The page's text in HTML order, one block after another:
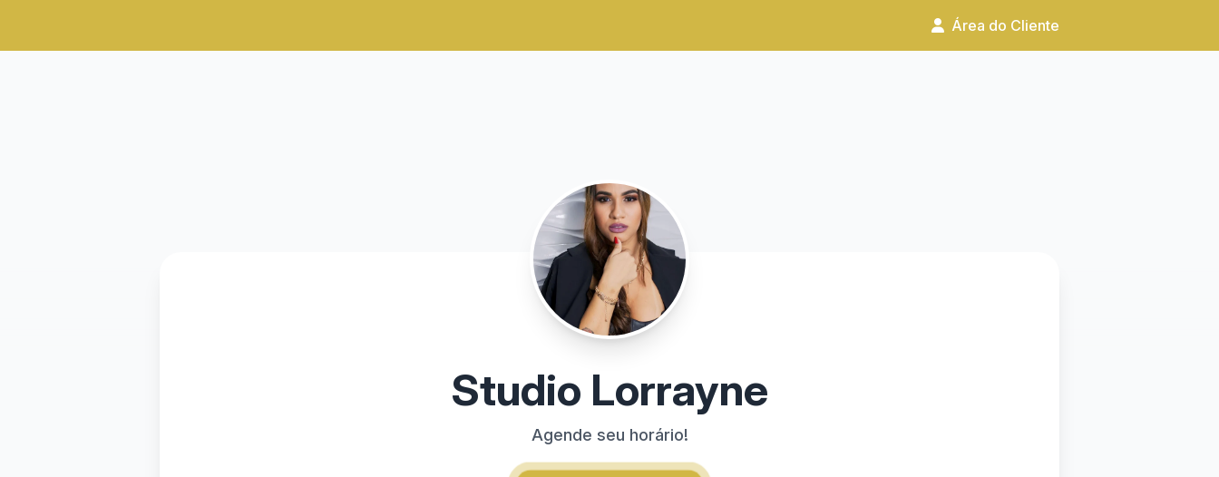
Área do Cliente
Studio Lorrayne
Agende seu horário!